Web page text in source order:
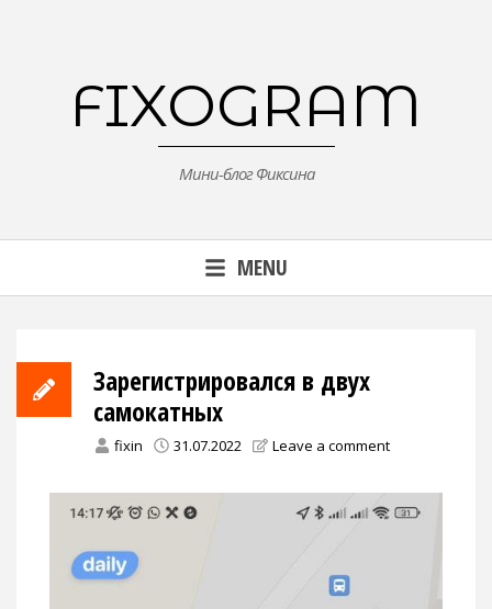
FIXOGRAM
Мини-блог Фиксина
MENU
Зарегистрировался в двух
самокатных
fixin 31.07.2022 Leave a comment